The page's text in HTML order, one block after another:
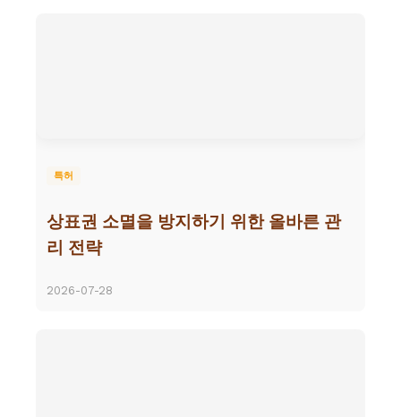
특허
상표권 소멸을 방지하기 위한 올바른 관
리 전략
2026-07-28